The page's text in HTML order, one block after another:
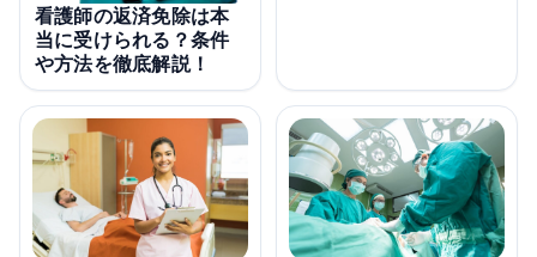
看護師の返済免除は本
当に受けられる？条件
や方法を徹底解説！